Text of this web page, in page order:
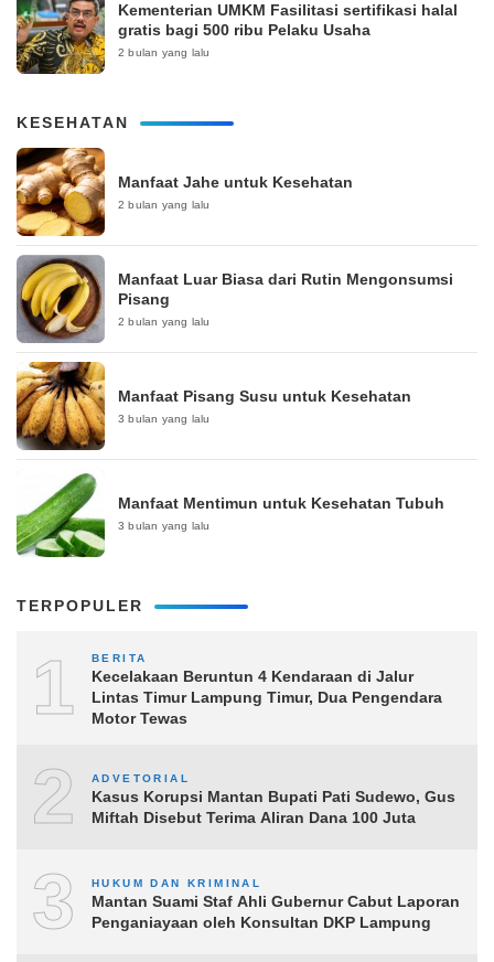
Kementerian UMKM Fasilitasi sertifikasi halal
gratis bagi 500 ribu Pelaku Usaha
2 bulan yang lalu
KESEHATAN
Manfaat Jahe untuk Kesehatan
2 bulan yang lalu
Manfaat Luar Biasa dari Rutin Mengonsumsi
Pisang
2 bulan yang lalu
Manfaat Pisang Susu untuk Kesehatan
3 bulan yang lalu
Manfaat Mentimun untuk Kesehatan Tubuh
3 bulan yang lalu
TERPOPULER
1 BERITA
Kecelakaan Beruntun 4 Kendaraan di Jalur
Lintas Timur Lampung Timur, Dua Pengendara
Motor Tewas
2 ADVETORIAL
Kasus Korupsi Mantan Bupati Pati Sudewo, Gus
Miftah Disebut Terima Aliran Dana 100 Juta
3 HUKUM DAN KRIMINAL
Mantan Suami Staf Ahli Gubernur Cabut Laporan
Penganiayaan oleh Konsultan DKP Lampung